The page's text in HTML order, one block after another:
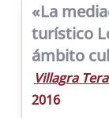
«La
turístico
ámbito
Villagra
2016